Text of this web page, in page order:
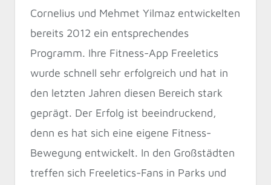
Cornelius und Mehmet Yilmaz entwickelten
bereits 2012 ein entsprechendes
Programm. Ihre Fitness-App Freeletics
wurde schnell sehr erfolgreich und hat in
den letzten Jahren diesen Bereich stark
geprägt. Der Erfolg ist beeindruckend,
denn es hat sich eine eigene Fitness-
Bewegung entwickelt. In den Großstädten
treffen sich Freeletics-Fans in Parks und